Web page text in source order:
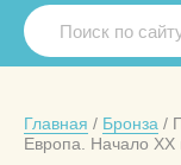
Главная / Бронза /
Европа. Начало ХХ